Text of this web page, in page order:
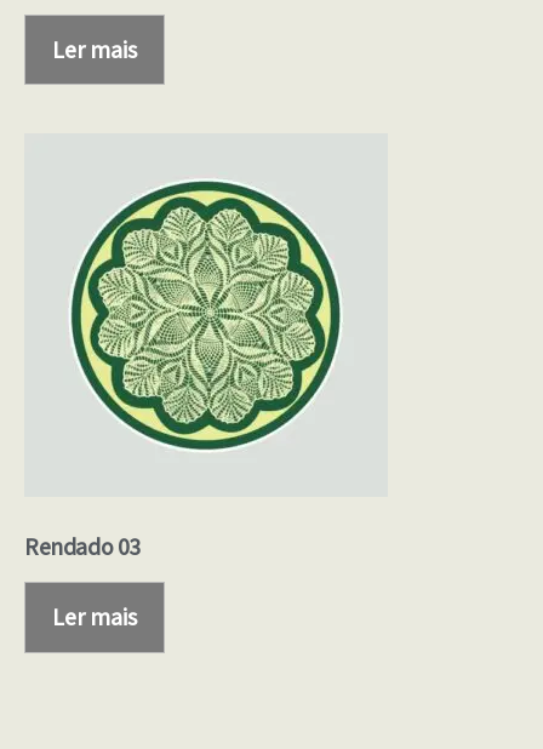
Ler mais
Rendado 03
Ler mais